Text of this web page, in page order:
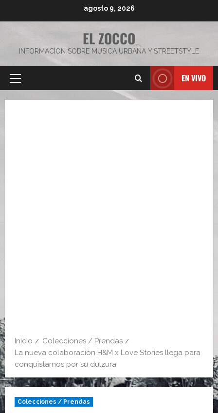
agosto 9, 2026
EL ZOCCO
INFORMACIÓN SOBRE MÚSICA URBANA Y STREETSTYLE
Menú
EN VIVO
Inicio
Colecciones / Prendas
La nueva colaboración H&M x Love Stories llega para
conquistarnos por su dulzura
Colecciones / Prendas